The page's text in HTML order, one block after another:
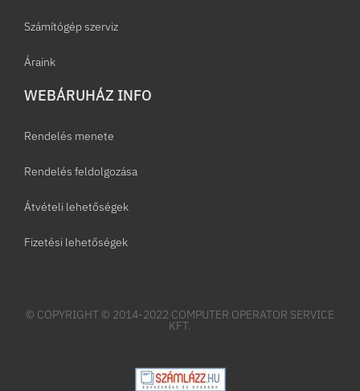
Számítógép szerviz
Áraink
WEBÁRUHÁZ INFO
Rendelés menete
Rendelés feldolgozása
Átvételi lehetőségek
Fizetési lehetőségek
© COPYRIGHT © 2014-2022 COMPUTER OPERATOR SERVICE
KFT.